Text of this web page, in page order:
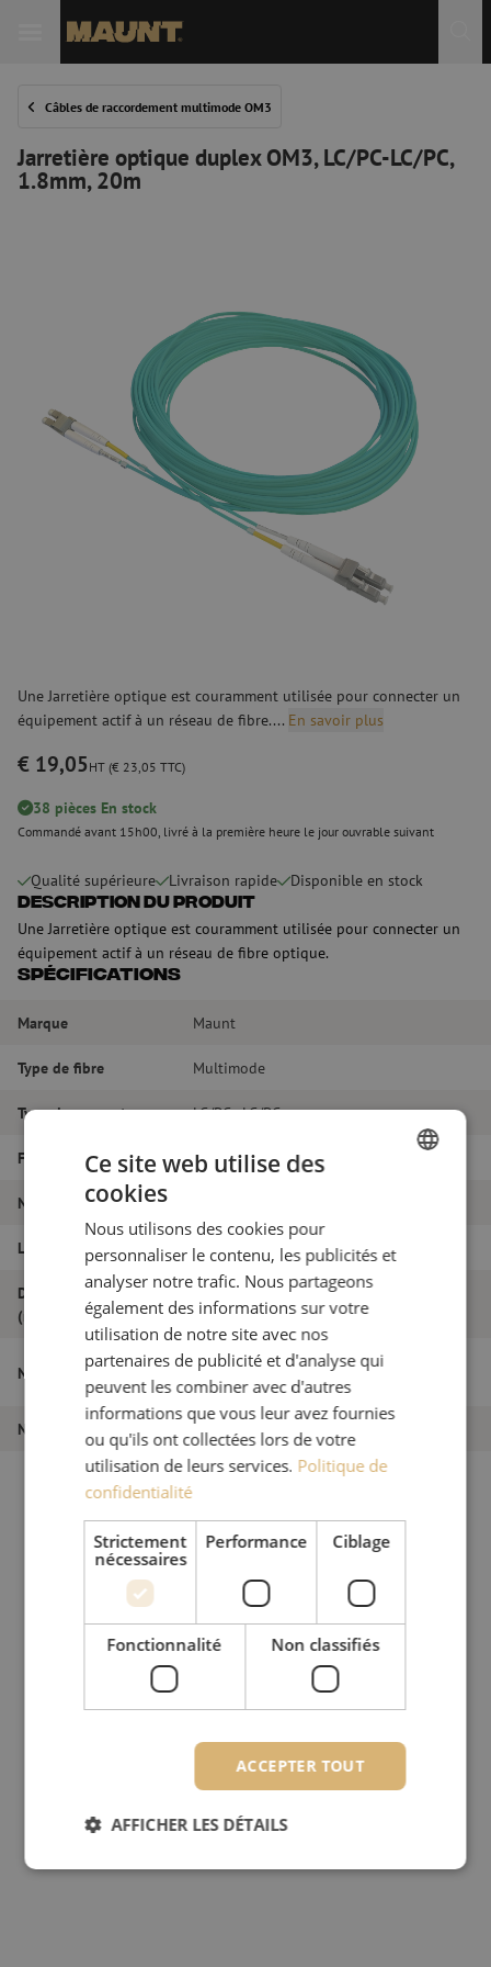
Câbles de raccordement multimode OM3
Jarretière optique duplex OM3, LC/PC-LC/PC,
1.8mm, 20m
Une Jarretière optique est couramment utilisée pour connecter un
équipement actif à un réseau de fibre.... En savoir plus
€ 19,05 HT (€ 23,05 TTC)
38 pièces En stock
Commandé avant 15h00, livré à la première heure le jour ouvrable suivant
Qualité supérieure Livraison rapide Disponible en stock
Description du produit
Une Jarretière optique est couramment utilisée pour connecter un
équipement actif à un réseau de fibre optique.
Spécifications
Marque Maunt
Type de fibre Multimode
Type de connecteur LC/PC - LC/PC
Fibretype OM3
Nombre de fibres
Longueur 20m
Diamètre extérieur
(mm)
1.8
Nom de l'article
Jarretière optique duplex OM3, LC/PC-
LC/PC, 1.8mm, 20m
Numéro d'article M20000070
Ce site web utilise des
cookies
Nous utilisons des cookies pour
personnaliser le contenu, les publicités et
analyser notre trafic. Nous partageons
également des informations sur votre
utilisation de notre site avec nos
partenaires de publicité et d'analyse qui
peuvent les combiner avec d'autres
informations que vous leur avez fournies
ou qu'ils ont collectées lors de votre
utilisation de leurs services. Politique de
confidentialité
Strictement
nécessaires
Performance Ciblage
Fonctionnalité Non classifiés
ACCEPTER TOUT
AFFICHER LES DÉTAILS